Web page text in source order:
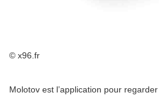
© x96.fr
Molotov est l’application pour